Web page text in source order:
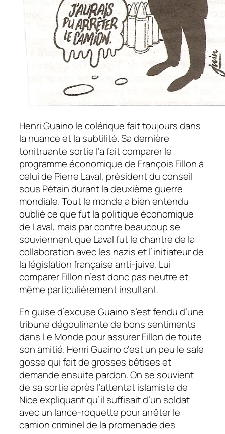
Henri Guaino le colérique fait toujours dans
la nuance et la subtilité. Sa dernière
tonitruante sortie l’a fait comparer le
programme économique de François Fillon à
celui de Pierre Laval, président du conseil
sous Pétain durant la deuxième guerre
mondiale. Tout le monde a bien entendu
oublié ce que fut la politique économique
de Laval, mais par contre beaucoup se
souviennent que Laval fut le chantre de la
collaboration avec les nazis et l’initiateur de
la législation française anti-juive. Lui
comparer Fillon n’est donc pas neutre et
même particulièrement insultant.
En guise d’excuse Guaino s’est fendu d’une
tribune dégoulinante de bons sentiments
dans Le Monde pour assurer Fillon de toute
son amitié. Henri Guaino c’est un peu le sale
gosse qui fait de grosses bêtises et
demande ensuite pardon. On se souvient
de sa sortie après l’attentat islamiste de
Nice expliquant qu’il suffisait d’un soldat
avec un lance-roquette pour arrêter le
camion criminel de la promenade des